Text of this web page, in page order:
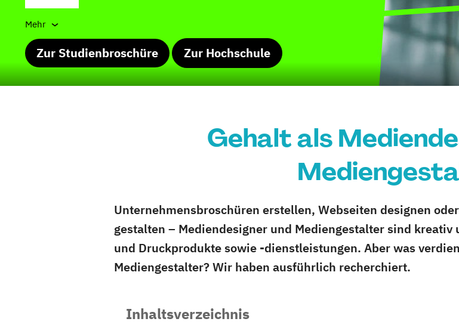
Mehr
Zur Studienbroschüre Zur Hochschule
Gehalt als
Unternehmensbroschüren erstellen, Webseiten designen
gestalten – Mediendesigner und Mediengestalter sind
und Druckprodukte sowie -dienstleistungen. Aber was
Mediengestalter? Wir haben ausführlich recherchiert.
Inhaltsverzeichnis